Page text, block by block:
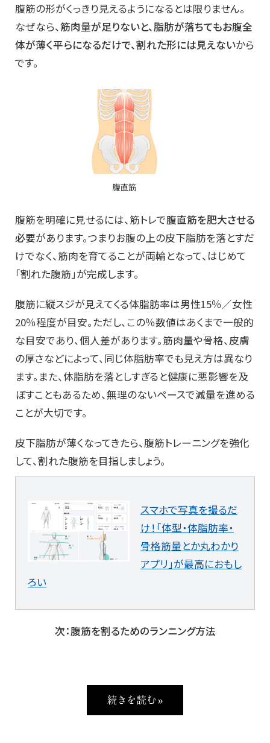
腹筋の形がくっきり見えるようになるとは限りません。
なぜなら、 筋肉量が足りないと、脂肪が落ちてもお腹全
体が薄く平らになるだけで、割れた形には見えないから
です。
腹筋を明確に見せるには、筋トレで腹直筋を肥大させる
必要があります。つまりお腹の上の皮下脂肪を落とすだ
けでなく、筋肉を育てることが両輪となって、はじめて
「割れた腹筋」が完成します。
腹筋に縦スジが見えてくる体脂肪率は男性15％／女性
20％程度が目安。ただし、この％数値はあくまで一般的
な目安であり、個人差があります。筋肉量や骨格、皮膚
の厚さなどによって、同じ体脂肪率でも見え方は異なり
ます。また、体脂肪を落としすぎると健康に悪影響を及
ぼすこともあるため、無理のないペースで減量を進める
ことが大切です。
皮下脂肪が薄くなってきたら、腹筋トレーニングを強化
して、割れた腹筋を目指しましょう。
スマホで写真を撮るだ
け！「体型・体脂肪率・
骨格筋量とか丸わかり
アプリ」が最高におもし
ろい
次：腹筋を割るためのランニング方法
続きを読む »